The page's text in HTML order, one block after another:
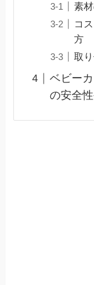
素
コ
方
取
ベビー
の安全